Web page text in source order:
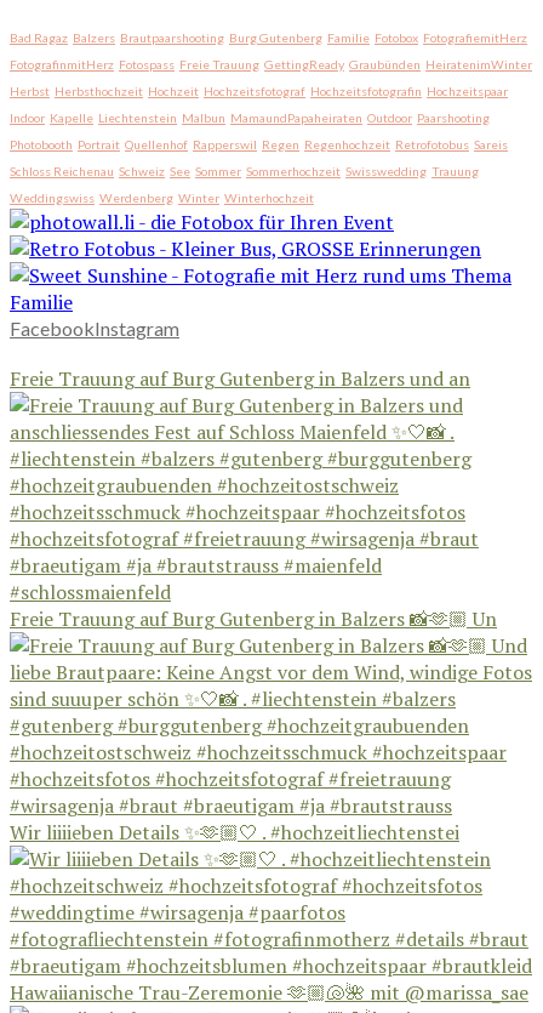
Bad Ragaz Balzers Brautpaarshooting Burg Gutenberg Familie Fotobox FotografiemitHerz
FotografinmitHerz Fotospass Freie Trauung GettingReady Graubünden HeiratenimWinter
Herbst Herbsthochzeit Hochzeit Hochzeitsfotograf Hochzeitsfotografin Hochzeitspaar
Indoor Kapelle Liechtenstein Malbun MamaundPapaheiraten Outdoor Paarshooting
Photobooth Portrait Quellenhof Rapperswil Regen Regenhochzeit Retrofotobus Sareis
Schloss Reichenau Schweiz See Sommer Sommerhochzeit Swisswedding Trauung
Weddingswiss Werdenberg Winter Winterhochzeit
FacebookInstagram
Freie Trauung auf Burg Gutenberg in Balzers und an
Freie Trauung auf Burg Gutenberg in Balzers 📸🫶🏼 Un
Wir liiiieben Details ✨🫶🏼🤍 . #hochzeitliechtenstei
Hawaiianische Trau-Zeremonie 🫶🏼🐚🌺 mit @marissa_sae